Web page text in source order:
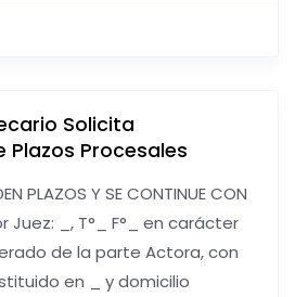
Solicita
Plazos Procesales
PLAZOS Y SE CONTINUE CON
Juez: _, T°_ F°_ en carácter
de la parte Actora, con
en _ y domicilio